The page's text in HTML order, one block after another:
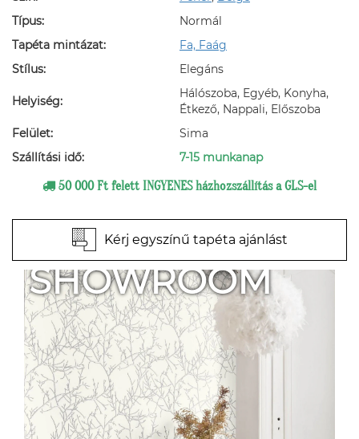
Típus:
Normál
Tapéta mintázat:
Fa, Faág
Stílus:
Elegáns
Helyiség:
Hálószoba, Egyéb, Konyha,
Étkező, Nappali, Előszoba
Felület:
Sima
Szállítási idő:
7-15 munkanap
50 000 Ft felett INGYENES házhozszállítás a GLS-el
Kérj egyszínű tapéta ajánlást
SHOWROOM